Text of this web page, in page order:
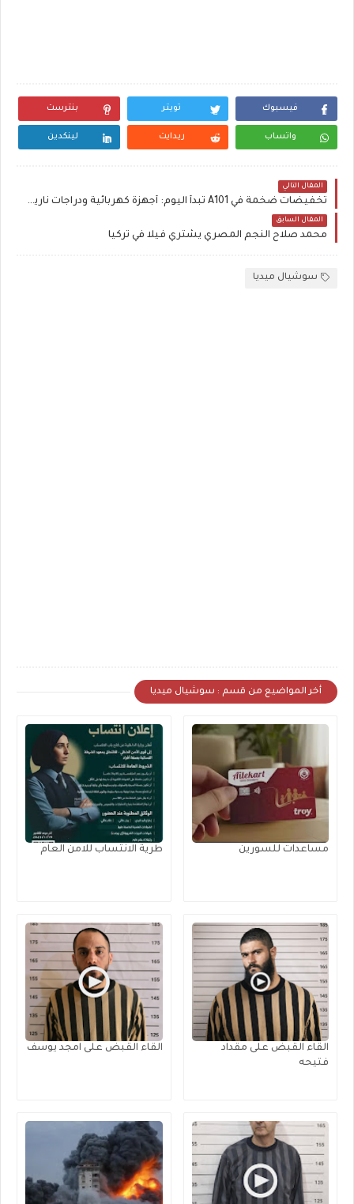
فيسبوك تويتر بنترست
واتساب ريدايت لينكدين
المقال التالي
تخفيضات ضخمة في A101 تبدأ اليوم: أجهزة كهربائية ودراجات نارية ومنتجات من
المقال السابق
محمد صلاح النجم المصري يشتري فيلا في تركيا
سوشيال ميديا
أخر المواضيع من قسم : سوشيال ميديا
مساعدات للسورين طرية الانتساب للامن العام
القاء القبض على مقداد
فتيحه
القاء القبض على امجد يوسف